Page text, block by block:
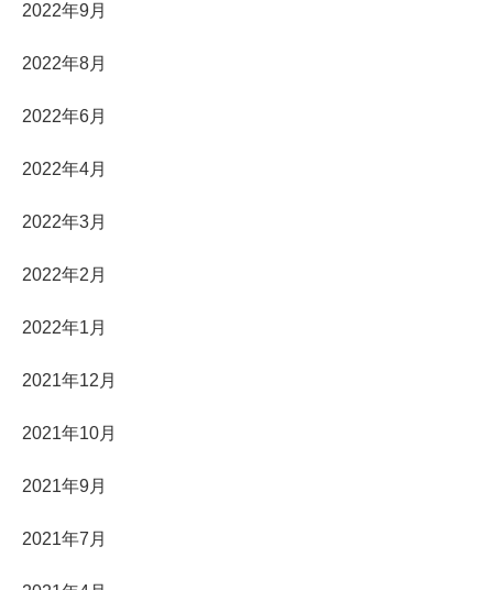
2022年9月
2022年8月
2022年6月
2022年4月
2022年3月
2022年2月
2022年1月
2021年12月
2021年10月
2021年9月
2021年7月